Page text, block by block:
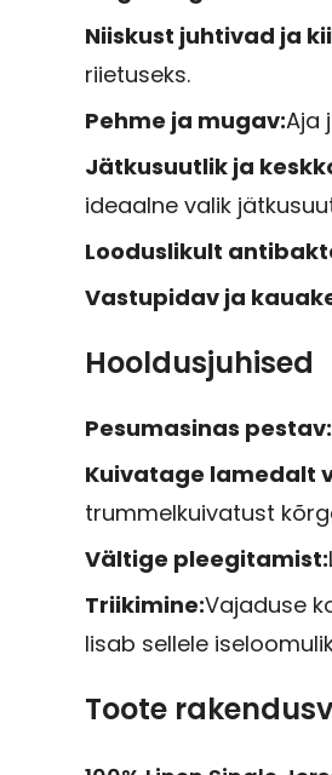
Niiskust juhtivad ja
riietuseks.
Pehme ja mugav:Aja
Jätkusuutlik ja
ideaalne valik
Looduslikult
Vastupidav ja
Hooldusjuhised
Pesumasinas pestav:
Kuivatage lamedalt
trummelkuivatust
Vältige pleegitamist:
Triikimine:Vajaduse
lisab sellele
Toote